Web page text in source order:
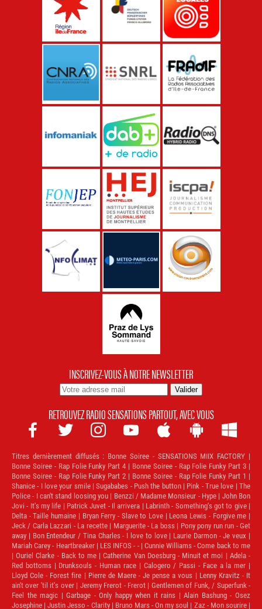
INSCRIVEZ-VOUS À NOTRE NEWSLETTER
RETROUVEZ RADIO SENSATIONS PARTOUT, AVEC VOUS
      
Titres dernièrement diffusés : Bonne Soiree - SENSATIONS MIIX FACTORY |
Bonne Soiree - Rap Folie Funky Part 4 | Bonne Soiree - Rap Folie Funky Part 3 |
Bonne Soiree - Rap Folie Funky Part 2 | Bonne Soiree - Rap Folie Funky Part 1 |
Shanice - I love your smile | Sugababes - Push the button | Pink - True love | The
Police - I can't stand loosing you | Benzzi / Madame Monsieur - Hype | John Bon
Jovi - It's my life | Patrick Juvet - Il arrivera | Labrinth - Something's got to give |
Delta - Taille humaine | Bryan Ferry - Slave to Love | Leona Lewis - Forgive me |
Jeck / Carla Lazzari - La recette | Marguerite - La boss | Pony pony run run - Get
away | Bon Entendeur / Tina Charles - I love to love | Laurie Darmon - Je veux |
Mariah Carey - Heartbreaker | LES INFOS - - | Cunnie Williams - Come back to me
| Ouriel Clarke - Back to me | Catherine Van Doesburg - Minuit et moi | Adela -
Red bottoms | Drunksouls - Human race | Calogero / Passi - Face a la mer |
Lloyd Cole - Forest fire | Pierre de Maere - Je pense a vous | Lenny Kravitz - It
ain't over 'til it's over | Jeremy Frerot - Frerot | Gentlemen of Funk, / Superfunk -
Feel the magic | Garbage - Only happy when it rains | Alain Bashung - Osez
Josephine | Justin Jesso - Clarity | Bruno Mars - On my soul | Zaz - Mon sourire |